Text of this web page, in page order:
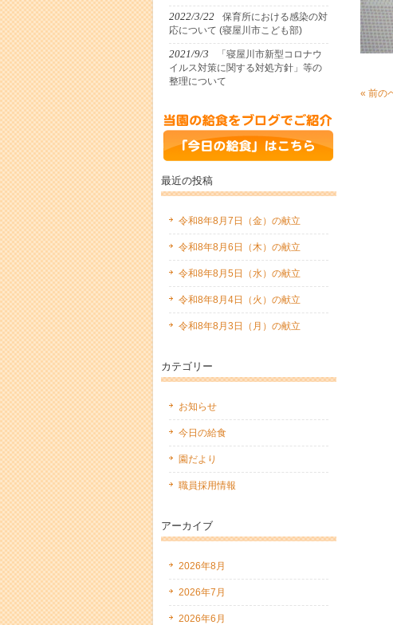
« 前の
2022/3/22
保育所における感染の対
応について (寝屋川市こども部)
2021/9/3
「寝屋川市新型コロナウ
イルス対策に関する対処方針」等の
整理について
最近の投稿
令和8年8月7日（金）の献立
令和8年8月6日（木）の献立
令和8年8月5日（水）の献立
令和8年8月4日（火）の献立
令和8年8月3日（月）の献立
カテゴリー
お知らせ
今日の給食
園だより
職員採用情報
アーカイブ
2026年8月
2026年7月
2026年6月